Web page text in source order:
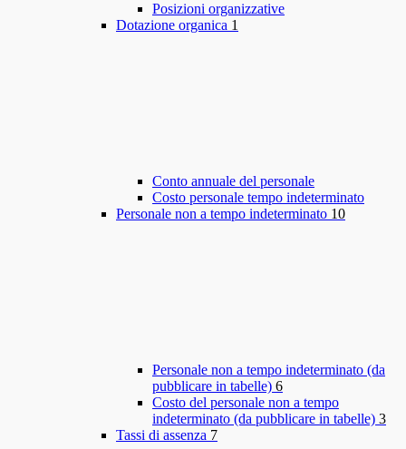
Posizioni organizzative
Dotazione organica 1
Conto annuale del personale
Costo personale tempo indeterminato
Personale non a tempo indeterminato 10
Personale non a tempo indeterminato (da
pubblicare in tabelle) 6
Costo del personale non a tempo
indeterminato (da pubblicare in tabelle) 3
Tassi di assenza 7